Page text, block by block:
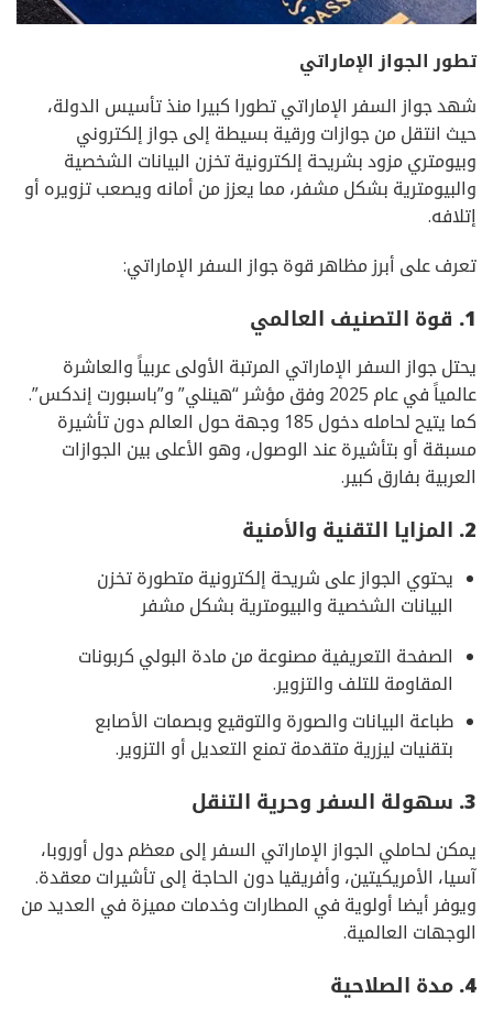
تطور الجواز الإماراتي
شهد جواز السفر الإماراتي تطورا كبيرا منذ تأسيس الدولة،
حيث انتقل من جوازات ورقية بسيطة إلى جواز إلكتروني
وبيومتري مزود بشريحة إلكترونية تخزن البيانات الشخصية
والبيومترية بشكل مشفر، مما يعزز من أمانه ويصعب تزويره أو
إتلافه.
تعرف على أبرز مظاهر قوة جواز السفر الإماراتي:
1. قوة التصنيف العالمي
يحتل جواز السفر الإماراتي المرتبة الأولى عربياً والعاشرة
عالمياً في عام 2025 وفق مؤشر “هينلي” و”باسبورت إندكس”.
كما يتيح لحامله دخول 185 وجهة حول العالم دون تأشيرة
مسبقة أو بتأشيرة عند الوصول، وهو الأعلى بين الجوازات
العربية بفارق كبير.
2. المزايا التقنية والأمنية
يحتوي الجواز على شريحة إلكترونية متطورة تخزن
البيانات الشخصية والبيومترية بشكل مشفر
الصفحة التعريفية مصنوعة من مادة البولي كربونات
المقاومة للتلف والتزوير.
طباعة البيانات والصورة والتوقيع وبصمات الأصابع
بتقنيات ليزرية متقدمة تمنع التعديل أو التزوير.
3. سهولة السفر وحرية التنقل
يمكن لحاملي الجواز الإماراتي السفر إلى معظم دول أوروبا،
آسيا، الأمريكيتين، وأفريقيا دون الحاجة إلى تأشيرات معقدة.
ويوفر أيضا أولوية في المطارات وخدمات مميزة في العديد من
الوجهات العالمية.
4. مدة الصلاحية